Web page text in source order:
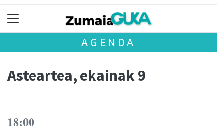
AGENDA
Asteartea, ekainak 9
18:00